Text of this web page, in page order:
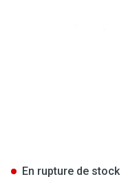
En rupture de stock